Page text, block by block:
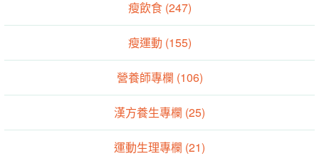
瘦飲食 (247)
瘦運動 (155)
營養師專欄 (106)
漢方養生專欄 (25)
運動生理專欄 (21)